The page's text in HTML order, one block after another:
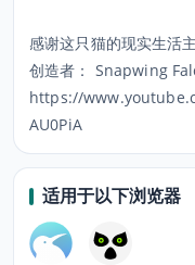
感谢这只猫的现实生活
创造者： Snapwing
https://
AU0PiA
适用于以下浏览器